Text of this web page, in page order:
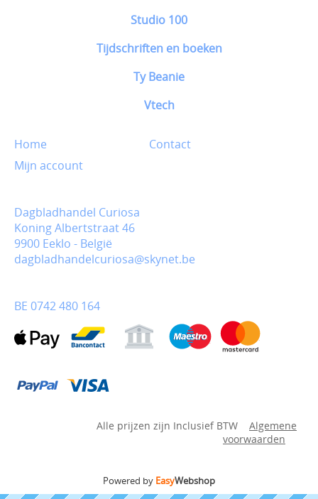
Studio 100
Tijdschriften en boeken
Ty Beanie
Vtech
Home
Contact
Mijn account
Dagbladhandel Curiosa
Koning Albertstraat 46
9900 Eeklo - België
dagbladhandelcuriosa@skynet.be
BE 0742 480 164
Alle prijzen zijn Inclusief BTW
Algemene
voorwaarden
Powered by EasyWebshop